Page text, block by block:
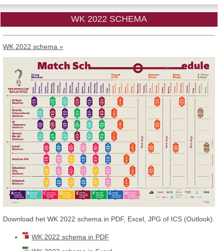
WK 2022 SCHEMA
WK 2022 schema »
Download het WK 2022 schema in PDF, Excel, JPG of ICS (Outlook).
WK 2022 schema in PDF